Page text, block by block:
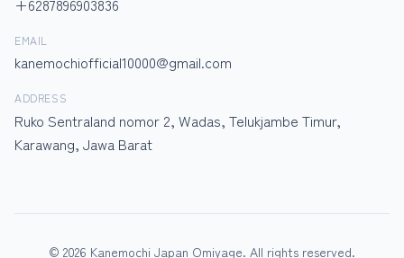
+6287896903836
EMAIL
kanemochiofficial10000@gmail.com
ADDRESS
Ruko Sentraland nomor 2, Wadas, Telukjambe Timur,
Karawang, Jawa Barat
© 2026 Kanemochi Japan Omiyage. All rights reserved.